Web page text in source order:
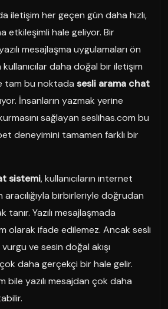
iletişim her geçen gün daha hızlı,
etkileşimli hale geliyor. Bir
mesajlaşma uygulamaları ön
daha doğal bir iletişim
tam bu noktada sesli arama chat
İnsanların yazmak yerine
sağlayan seslihas.com bu
deneyimini tamamen farklı bir
sistemi, kullanıcıların internet
birbirleriyle doğrudan
tanır. Yazılı mesajlaşmada
olarak ifade edilemez. Ancak sesli
ve sesin doğal akışı
daha gerçekçi bir hale gelir.
bile yazılı mesajdan çok daha